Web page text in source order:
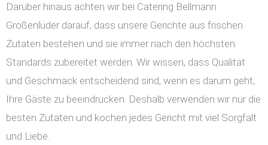
Darüber hinaus achten wir bei Catering Bellmann
Großenlüder darauf, dass unsere Gerichte aus frischen
Zutaten bestehen und sie immer nach den höchsten
Standards zubereitet werden. Wir wissen, dass Qualität
und Geschmack entscheidend sind, wenn es darum geht,
Ihre Gäste zu beeindrucken. Deshalb verwenden wir nur die
besten Zutaten und kochen jedes Gericht mit viel Sorgfalt
und Liebe.